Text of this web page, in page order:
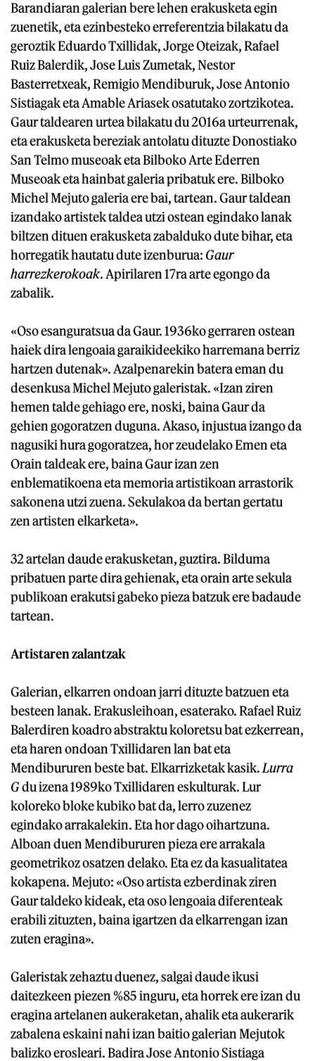
Barandiaran galerian bere lehen erakusketa egin
zuenetik, eta ezinbesteko erreferentzia bilakatu da
geroztik Eduardo Txillidak, Jorge Oteizak, Rafael
Ruiz Balerdik, Jose Luis Zumetak, Nestor
Basterretxeak, Remigio Mendiburuk, Jose Antonio
Sistiagak eta Amable Ariasek osatutako zortzikotea.
Gaur taldearen urtea bilakatu du 2016a urteurrenak,
eta erakusketa bereziak antolatu dituzte Donostiako
San Telmo museoak eta Bilboko Arte Ederren
Museoak eta hainbat galeria pribatuk ere. Bilboko
Michel Mejuto galeria ere bai, tartean. Gaur taldean
izandako artistek taldea utzi ostean egindako lanak
biltzen dituen erakusketa zabalduko dute bihar, eta
horregatik hautatu dute izenburua: Gaur
harrezkerokoak. Apirilaren 17ra arte egongo da
zabalik.
«Oso esanguratsua da Gaur. 1936ko gerraren ostean
haiek dira lengoaia garaikideekiko harremana berriz
hartzen dutenak». Azalpenarekin batera eman du
desenkusa Michel Mejuto galeristak. «Izan ziren
hemen talde gehiago ere, noski, baina Gaur da
gehien gogoratzen duguna. Akaso, injustua izango da
nagusiki hura gogoratzea, hor zeudelako Emen eta
Orain taldeak ere, baina Gaur izan zen
enblematikoena eta memoria artistikoan arrastorik
sakonena utzi zuena. Sekulakoa da bertan gertatu
zen artisten elkarketa».
32 artelan daude erakusketan, guztira. Bilduma
pribatuen parte dira gehienak, eta orain arte sekula
publikoan erakutsi gabeko pieza batzuk ere badaude
tartean.
Artistaren zalantzak
Galerian, elkarren ondoan jarri dituzte batzuen eta
besteen lanak. Erakusleihoan, esaterako. Rafael Ruiz
Balerdiren koadro abstraktu koloretsu bat ezkerrean,
eta haren ondoan Txillidaren lan bat eta
Mendibururen beste bat. Elkarrizketak kasik. Lurra
Gdu izena 1989ko Txillidaren eskulturak. Lur
koloreko bloke kubiko bat da, lerro zuzenez
egindako arrakalekin. Eta hor dago oihartzuna.
Alboan duen Mendibururen pieza ere arrakala
geometrikoz osatzen delako. Eta ez da kasualitatea
kokapena. Mejuto: «Oso artista ezberdinak ziren
Gaur taldeko kideak, eta oso lengoaia diferenteak
erabili zituzten, baina igartzen da elkarrengan izan
zuten eragina».
Galeristak zehaztu duenez, salgai daude ikusi
daitezkeen piezen %85 inguru, eta horrek ere izan du
eragina artelanen aukeraketan, ahalik eta aukerarik
zabalena eskaini nahi izan baitio galerian Mejutok
balizko erosleari. Badira Jose Antonio Sistiaga